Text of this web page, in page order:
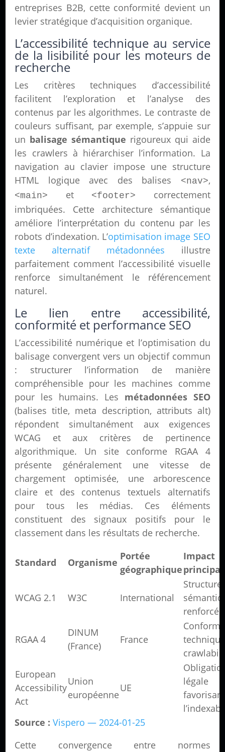
entreprises B2B, cette conformité devient un
levier stratégique d’acquisition organique.
L’accessibilité technique au service
de la lisibilité pour les moteurs de
recherche
Les critères techniques d’accessibilité
facilitent l’exploration et l’analyse des
contenus par les algorithmes. Le contraste de
couleurs suffisant, par exemple, s’appuie sur
un balisage sémantique rigoureux qui aide
les crawlers à hiérarchiser l’information. La
navigation au clavier impose une structure
HTML logique avec des balises
<nav>,
<main> et <footer>
correctement
imbriquées. Cette architecture sémantique
améliore l’interprétation du contenu par les
robots d’indexation. L’optimisation image SEO
texte alternatif métadonnées illustre
parfaitement comment l’accessibilité visuelle
renforce simultanément le référencement
naturel.
Le lien entre accessibilité,
conformité et performance SEO
L’accessibilité numérique et l’optimisation du
balisage convergent vers un objectif commun
: structurer l’information de manière
compréhensible pour les machines comme
pour les humains. Les métadonnées SEO
(balises title, meta description, attributs alt)
répondent simultanément aux exigences
WCAG et aux critères de pertinence
algorithmique. Un site conforme RGAA 4
présente généralement une vitesse de
chargement optimisée, une arborescence
claire et des contenus textuels alternatifs
pour tous les médias. Ces éléments
constituent des signaux positifs pour le
classement dans les résultats de recherche.
Standard Organisme
Portée
géographique
Impact
principal
WCAG 2.1 W3C International
Structure
renforcée
RGAA 4
DINUM
(France)
France
European
Accessibility
Act
Union
européenne
UE
légale
Source : Vispero — 2024-01-25
Cette convergence entre normes